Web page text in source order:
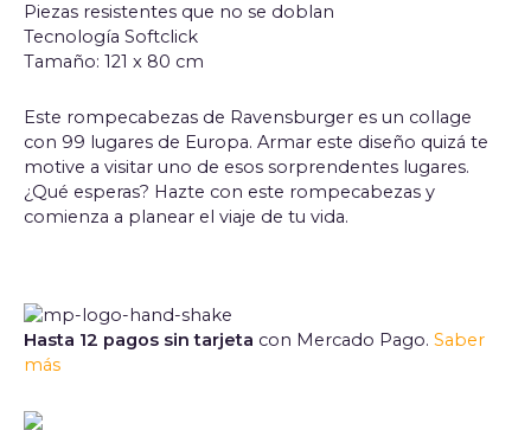
Piezas resistentes que no se doblan
Tecnología Softclick
Tamaño: 121 x 80 cm
Este rompecabezas de Ravensburger es un collage
con 99 lugares de Europa. Armar este diseño quizá te
motive a visitar uno de esos sorprendentes lugares.
¿Qué esperas? Hazte con este rompecabezas y
comienza a planear el viaje de tu vida.
Hasta 12 pagos sin tarjeta con Mercado Pago. Saber
más